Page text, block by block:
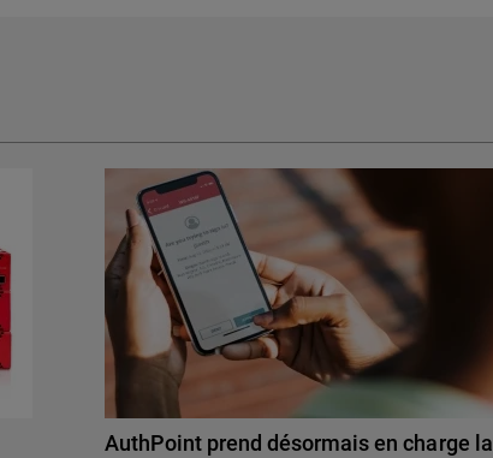
AuthPoint prend désormais en charge la